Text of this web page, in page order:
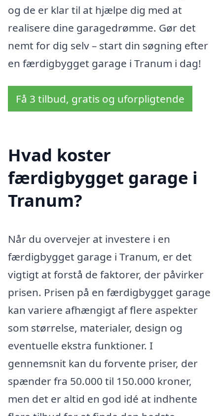
og de er klar til at hjælpe dig med at
realisere dine garagedrømme. Gør det
nemt for dig selv – start din søgning efter
en færdigbygget garage i Tranum i dag!
Få 3 tilbud, gratis og uforpligtende
Hvad koster
færdigbygget garage i
Tranum?
Når du overvejer at investere i en
færdigbygget garage i Tranum, er det
vigtigt at forstå de faktorer, der påvirker
prisen. Prisen på en færdigbygget garage
kan variere afhængigt af flere aspekter
som størrelse, materialer, design og
eventuelle ekstra funktioner. I
gennemsnit kan du forvente priser, der
spænder fra 50.000 til 150.000 kroner,
men det er altid en god idé at indhente